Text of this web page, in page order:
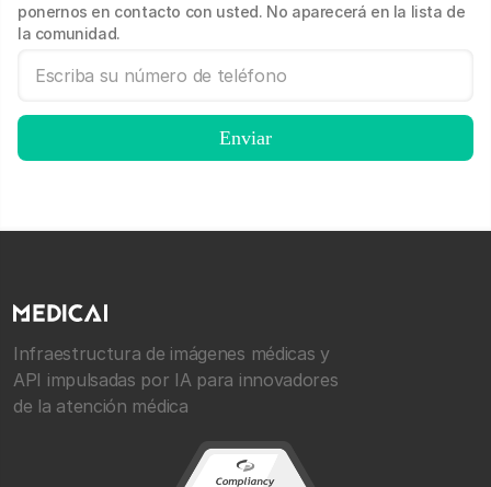
ponernos en contacto con usted. No aparecerá en la lista de
la comunidad.
Infraestructura de imágenes médicas y
API impulsadas por IA para innovadores
de la atención médica